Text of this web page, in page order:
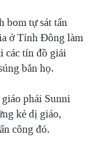
bom tự sát tấn
ở Tỉnh Đông làm
các tín đồ giải
bắn họ.
phái Sunni
kẻ dị giáo,
công đó.